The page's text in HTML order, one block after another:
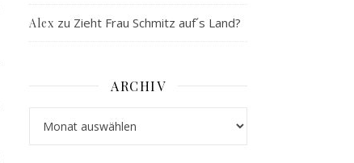
Alex zu Zieht Frau Schmitz auf´s Land?
ARCHIV